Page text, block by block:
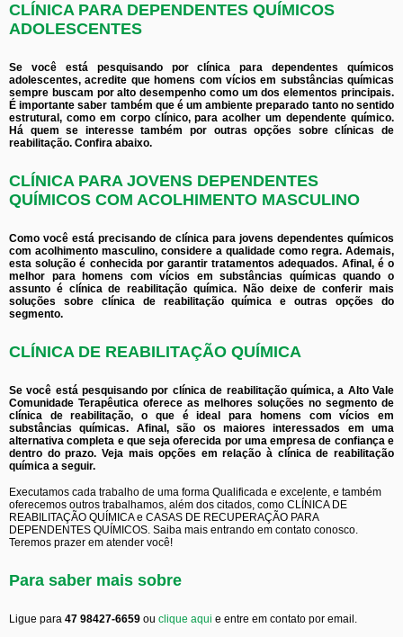
CLÍNICA PARA DEPENDENTES QUÍMICOS
ADOLESCENTES
Se você está pesquisando por clínica para dependentes químicos
adolescentes, acredite que homens com vícios em substâncias químicas
sempre buscam por alto desempenho como um dos elementos principais.
É importante saber também que é um ambiente preparado tanto no sentido
estrutural, como em corpo clínico, para acolher um dependente químico.
Há quem se interesse também por outras opções sobre clínicas de
reabilitação. Confira abaixo.
CLÍNICA PARA JOVENS DEPENDENTES
QUÍMICOS COM ACOLHIMENTO MASCULINO
Como você está precisando de clínica para jovens dependentes químicos
com acolhimento masculino, considere a qualidade como regra. Ademais,
esta solução é conhecida por garantir tratamentos adequados. Afinal, é o
melhor para homens com vícios em substâncias químicas quando o
assunto é clínica de reabilitação química. Não deixe de conferir mais
soluções sobre clínica de reabilitação química e outras opções do
segmento.
CLÍNICA DE REABILITAÇÃO QUÍMICA
Se você está pesquisando por clínica de reabilitação química, a Alto Vale
Comunidade Terapêutica oferece as melhores soluções no segmento de
clínica de reabilitação, o que é ideal para homens com vícios em
substâncias químicas. Afinal, são os maiores interessados em uma
alternativa completa e que seja oferecida por uma empresa de confiança e
dentro do prazo. Veja mais opções em relação à clínica de reabilitação
química a seguir.
Executamos cada trabalho de uma forma Qualificada e excelente, e também
oferecemos outros trabalhamos, além dos citados, como CLÍNICA DE
REABILITAÇÃO QUÍMICA e CASAS DE RECUPERAÇÃO PARA
DEPENDENTES QUÍMICOS. Saiba mais entrando em contato conosco.
Teremos prazer em atender você!
Para saber mais sobre
Ligue para 47 98427-6659 ou clique aqui e entre em contato por email.